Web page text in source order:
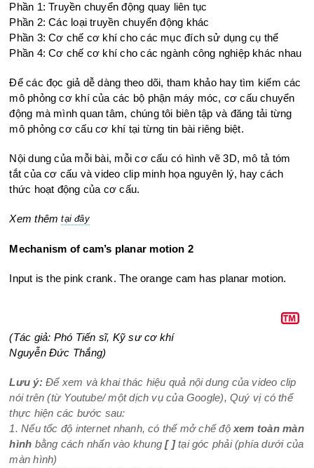
Phần 1: Truyền chuyển động quay liên tục
Phần 2: Các loại truyền chuyển động khác
Phần 3: Cơ chế cơ khí cho các mục đích sử dụng cụ thể
Phần 4: Cơ chế cơ khí cho các ngành công nghiệp khác nhau
Để các đọc giả dễ dàng theo dõi, tham khảo hay tìm kiếm các
mô phỏng cơ khí của các bộ phận máy móc, cơ cấu chuyển
động mà mình quan tâm, chúng tôi biên tập và đăng tải từng
mô phỏng cơ cấu cơ khí tại từng tin bài riêng biệt.
Nội dung của mỗi bài, mỗi cơ cấu có hình vẽ 3D, mô tả tóm
tắt của cơ cấu và video clip minh họa nguyên lý, hay cách
thức hoạt động của cơ cấu.
Xem thêmtại đây
Mechanism of cam’s planar motion 2
Input is the pink crank. The orange cam has planar motion.
(Tác giả: Phó Tiến sĩ, Kỹ sư cơ khí
Nguyễn Đức Thắng)
Lưu ý:Để xem và khai thác hiệu quả nội dung của video clip
nói trên (từ Youtube/ một dịch vụ của Google), Quý vị có thể
thực hiện các bước sau:
1. Nếu tốc độ internet nhanh, có thể mở chế độ xem toàn màn
hình bằng cách nhấn vào khung [ ] tại góc phải (phía dưới của
màn hình)